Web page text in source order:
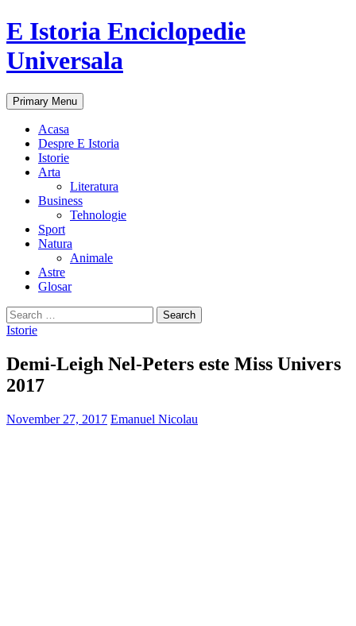
E Istoria Enciclopedie
Universala
Search
Primary Menu Skip
to
Acasa
Despre E Istoria
Istorie
Arta
Literatura
Business
Tehnologie
Sport
Natura
Animale
Astre
Glosar
Search
for:
Istorie
Demi-Leigh Nel-Peters este Miss Univers
2017
November 27, 2017 Emanuel Nicolau